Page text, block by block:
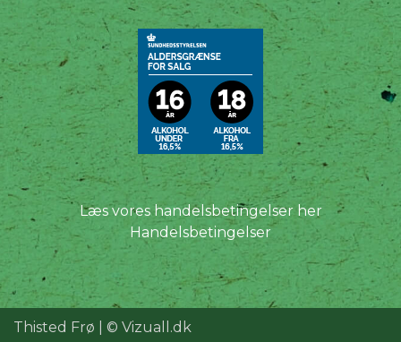
Læs vores handelsbetingelser her
Handelsbetingelser
Thisted Frø | © Vizuall.dk